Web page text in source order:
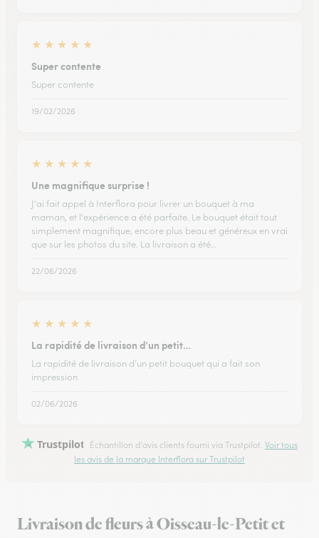
★ ★ ★ ★ ★
Super contente
Super contente
19/02/2026
★ ★ ★ ★ ★
Une magnifique surprise !
J'ai fait appel à Interflora pour livrer un bouquet à ma
maman, et l'expérience a été parfaite. Le bouquet était tout
simplement magnifique, encore plus beau et généreux en vrai
que sur les photos du site. La livraison a été…
22/06/2026
★ ★ ★ ★ ★
La rapidité de livraison d’un petit…
La rapidité de livraison d’un petit bouquet qui a fait son
impression
02/06/2026
Trustpilot Échantillon d'avis clients fourni via Trustpilot. Voir tous
les avis de la marque Interflora sur Trustpilot
Livraison de fleurs à Oisseau-le-Petit et